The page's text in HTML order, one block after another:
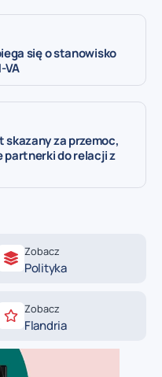
się o stanowisko
VA
skazany za przemoc,
partnerki do relacji z
Zobacz
Polityka
Zobacz
Flandria